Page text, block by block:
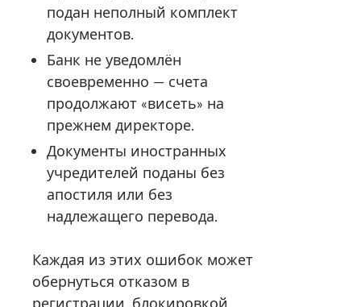
подан неполный комплект
документов.
Банк не уведомлён
своевременно — счета
продолжают «висеть» на
прежнем директоре.
Документы иностранных
учредителей поданы без
апостиля или без
надлежащего перевода.
Каждая из этих ошибок может
обернуться отказом в
регистрации, блокировкой